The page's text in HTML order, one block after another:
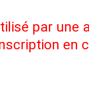
par une
en